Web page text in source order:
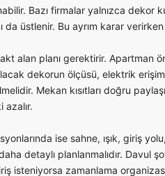
Bazı firmalar yalnızca dekor
da üstlenir. Bu ayrım karar
alan planı gerektirir. Apartman
dekorun ölçüsü, elektrik
Mekan kısıtları doğru
ise sahne, ışık, giriş
detaylı planlanmalıdır. Davul
isteniyorsa zamanlama